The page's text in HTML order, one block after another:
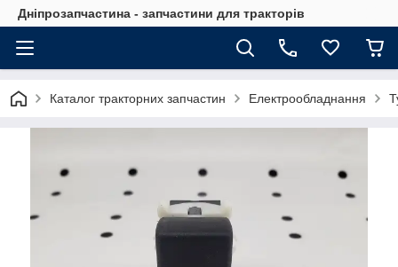
Дніпрозапчастина - запчастини для тракторів
Каталог тракторних запчастин Електрообладнання